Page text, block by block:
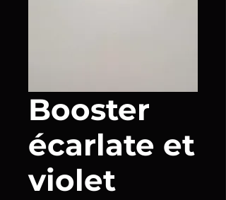
Booster
écarlate et
violet